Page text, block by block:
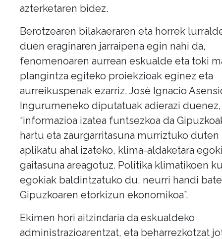
azterketaren bidez.
Berotzearen bilakaeraren eta horrek
duen eraginaren jarraipena egin nahi da,
fenomenoaren aurrean eskualde eta toki
plangintza egiteko proiekzioak eginez eta
aurreikuspenak ezarriz. José Ignacio
Ingurumeneko diputatuak adierazi duenez,
“informazioa izatea funtsezkoa da
hartu eta zaurgarritasuna murriztuko
aplikatu ahal izateko, klima-aldaketara
gaitasuna areagotuz. Politika klimatikoen
egokiak baldintzatuko du, neurri handi
Gipuzkoaren etorkizun ekonomikoa”.
Ekimen hori aitzindaria da eskualdeko
administrazioarentzat, eta beharrezkotzat